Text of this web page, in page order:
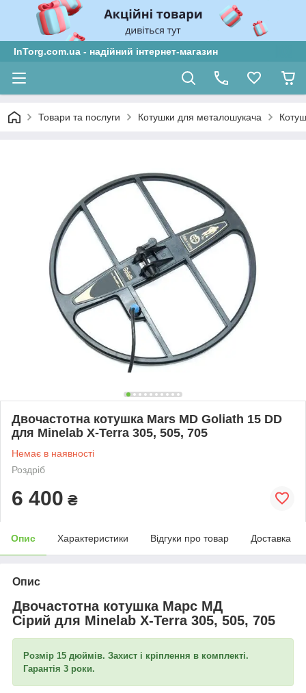
InTorg.com.ua - надійний інтернет-магазин
Товари та послуги Котушки для металошукача
Двочастотна котушка Mars MD Goliath 15 DD
для Minelab X-Terra 305, 505, 705
Немає в наявності
Роздріб
6 400 ₴
Опис Характеристики Відгуки про товар Доставка
Опис
Двочастотна котушка Марс МД
Сірий для Minelab X-Terra 305, 505, 705
Розмір 15 дюймів. Захист і кріплення в комплекті.
Гарантія 3 роки.